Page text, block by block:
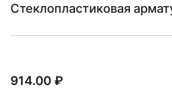
Стеклопластиковая
914.00₽